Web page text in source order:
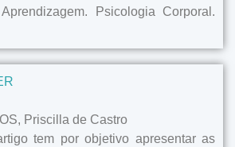
Aprendizagem. Psicologia Corporal.
Priscilla de Castro
tem por objetivo apresentar as